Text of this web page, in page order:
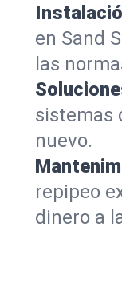
en Sand
las
sistemas
nuevo.
repipeo
dinero a